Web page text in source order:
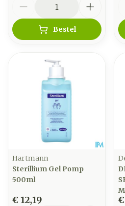
Bestel
Hartmann
Sterillium Gel Pomp
500ml
€ 12,19